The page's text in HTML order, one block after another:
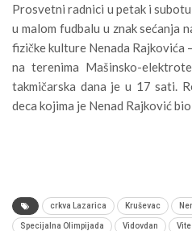
Prosvetni radnici u petak i
u malom fudbalu u znak sećanja
fizičke kulture Nenada Rajkovića
na terenima Mašinsko-
takmičarska dana je u 17 sati.
deca kojima je Nenad Rajković
crkva Lazarica Kruševac
Specijalna Olimpijada Vidovdan